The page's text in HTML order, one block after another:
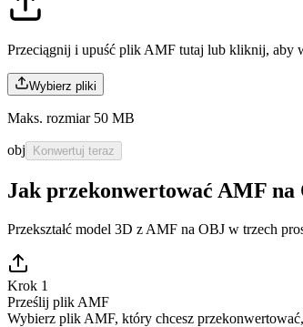
Przeciągnij i upuść plik AMF tutaj lub kliknij, aby
Wybierz pliki
Maks. rozmiar 50 MB
obj Konwertuj teraz
Jak przekonwertować AMF na
Przekształć model 3D z AMF na OBJ w trzech
Krok 1
Prześlij plik AMF
Wybierz plik AMF, który chcesz